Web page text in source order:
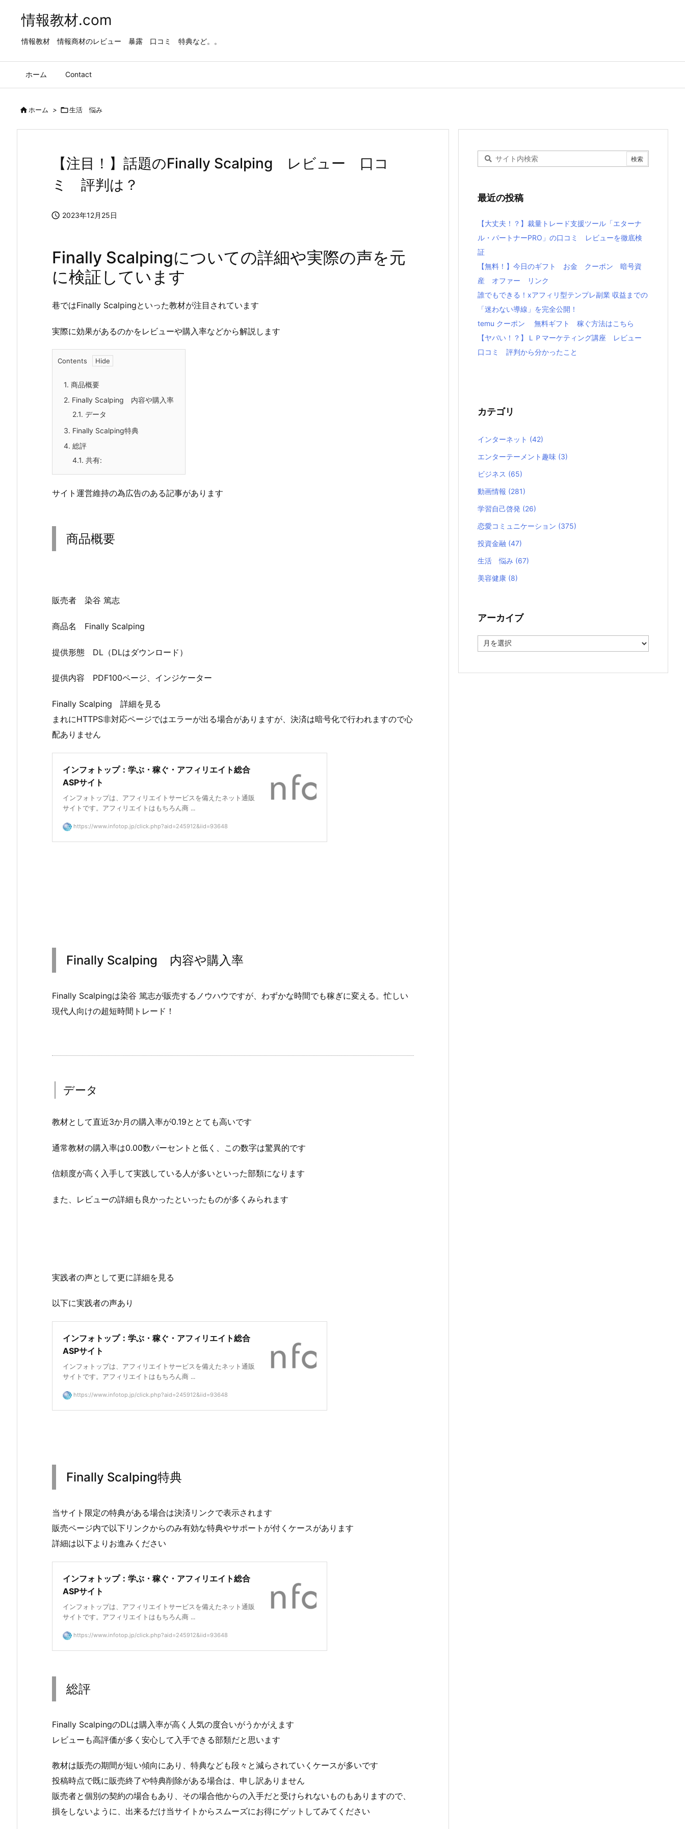
情報教材.com
情報教材 情報商材のレビュー 暴露 口コミ 特典など。。
ホーム Contact
ホーム > 生活 悩み
【注目！】話題のFinally Scalping レビュー 口コ
ミ 評判は？
 2023年12月25日
Finally Scalpingについての詳細や実際の声を元
に検証しています
巷ではFinally Scalpingといった教材が注目されています
実際に効果があるのかをレビューや購入率などから解説します
Contents
1. 商品概要
2. Finally Scalping 内容や購入率
2.1. データ
3. Finally Scalping特典
4. 総評
4.1. 共有:
サイト運営維持の為広告のある記事があります
商品概要
販売者 染谷 篤志
商品名 Finally Scalping
提供形態 DL（DLはダウンロード）
提供内容 PDF100ページ、インジケーター
Finally Scalping 詳細を見る
まれにHTTPS非対応ページではエラーが出る場合がありますが、決済は暗号化で行われますので心
配ありません
インフォトップ：学ぶ・稼ぐ・アフィリエイト総合
ASPサイト
インフォトップは、アフィリエイトサービスを備えたネット通販
サイトです。アフィリエイトはもちろん商 ...
https://www.infotop.jp/click.php?aid=245912&iid=93648
Finally Scalping 内容や購入率
Finally Scalpingは染谷 篤志が販売するノウハウですが、わずかな時間でも稼ぎに変える。忙しい
現代人向けの超短時間トレード！
データ
教材として直近3か月の購入率が0.19ととても高いです
通常教材の購入率は0.00数パーセントと低く、この数字は驚異的です
信頼度が高く入手して実践している人が多いといった部類になります
また、レビューの詳細も良かったといったものが多くみられます
実践者の声として更に詳細を見る
以下に実践者の声あり
インフォトップ：学ぶ・稼ぐ・アフィリエイト総合
ASPサイト
インフォトップは、アフィリエイトサービスを備えたネット通販
サイトです。アフィリエイトはもちろん商 ...
https://www.infotop.jp/click.php?aid=245912&iid=93648
Finally Scalping特典
当サイト限定の特典がある場合は決済リンクで表示されます
販売ページ内で以下リンクからのみ有効な特典やサポートが付くケースがあります
詳細は以下よりお進みください
インフォトップ：学ぶ・稼ぐ・アフィリエイト総合
ASPサイト
インフォトップは、アフィリエイトサービスを備えたネット通販
サイトです。アフィリエイトはもちろん商 ...
https://www.infotop.jp/click.php?aid=245912&iid=93648
総評
Finally ScalpingのDLは購入率が高く人気の度合いがうかがえます
レビューも高評価が多く安心して入手できる部類だと思います
教材は販売の期間が短い傾向にあり、特典なども段々と減らされていくケースが多いです
投稿時点で既に販売終了や特典削除がある場合は、申し訳ありません
販売者と個別の契約の場合もあり、その場合他からの入手だと受けられないものもありますので、
損をしないように、出来るだけ当サイトからスムーズにお得にゲットしてみてください
最近の投稿
【大丈夫！？】裁量トレード支援ツール「エターナ
ル・パートナーPRO」の口コミ レビューを徹底検
証
【無料！】今日のギフト お金 クーポン 暗号資
産 オファー リンク
誰でもできる！xアフィリ型テンプレ副業 収益までの
「迷わない導線」を完全公開！
temu クーポン 無料ギフト 稼ぐ方法はこちら
【ヤバい！？】ＬＰマーケティング講座 レビュー
口コミ 評判から分かったこと
カテゴリ
インターネット (42)
エンターテーメント趣味 (3)
ビジネス (65)
動画情報 (281)
学習自己啓発 (26)
恋愛コミュニケーション (375)
投資金融 (47)
生活 悩み (67)
美容健康 (8)
アーカイブ
ー